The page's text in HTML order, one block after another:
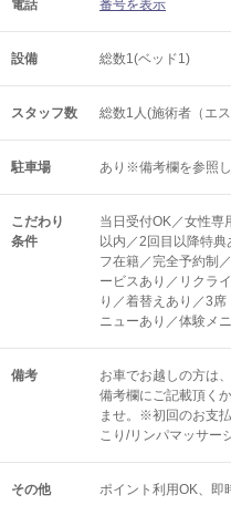
電話 番号を表示
設備 総数1(ベッド1)
スタッフ数 総数1人(施術者（エ
駐車場 あり※備考欄を参照
こだわり
条件
当日受付OK／女性専
以内／2回目以降特
フ在籍／完全予約制
ービスあり／リクラ
り／着替えあり／3
ニューあり／体験メ
備考
お車でお越しの方は
備考欄にご記載頂く
ませ。※初回のお支
こり/リンパマッサー
その他 ポイント利用OK 即